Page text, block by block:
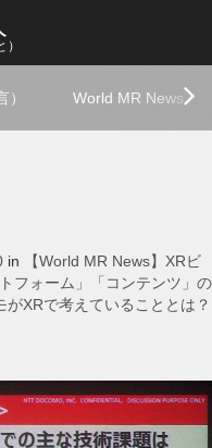
World MR News
in
【World MR News】XRビ
フォーム」「コンテンツ」の
XRで考えていることとは？